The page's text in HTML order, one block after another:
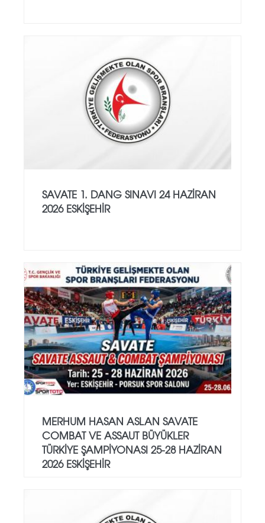
SAVATE 1. DANG SINAVI 24 HAZİRAN
2026 ESKİŞEHİR
MERHUM HASAN ASLAN SAVATE
COMBAT VE ASSAUT BÜYÜKLER
TÜRKİYE ŞAMPİYONASI 25-28 HAZİRAN
2026 ESKİŞEHİR